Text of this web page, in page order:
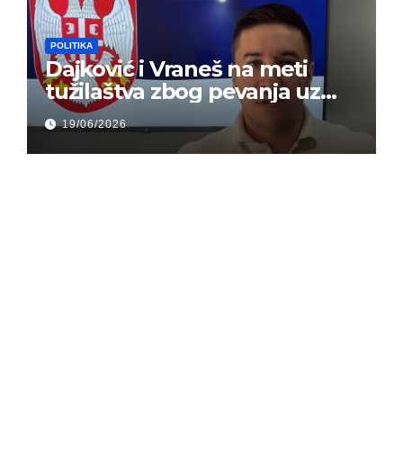
POLITIKA
Dajković i Vraneš na meti
tužilaštva zbog pevanja uz
gusle
19/06/2026